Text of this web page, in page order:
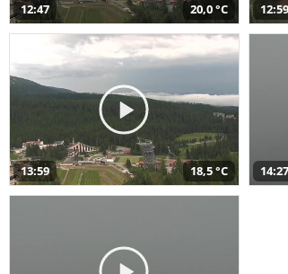
12:47 20,0 °C 12:59
13:59 18,5 °C 14:27